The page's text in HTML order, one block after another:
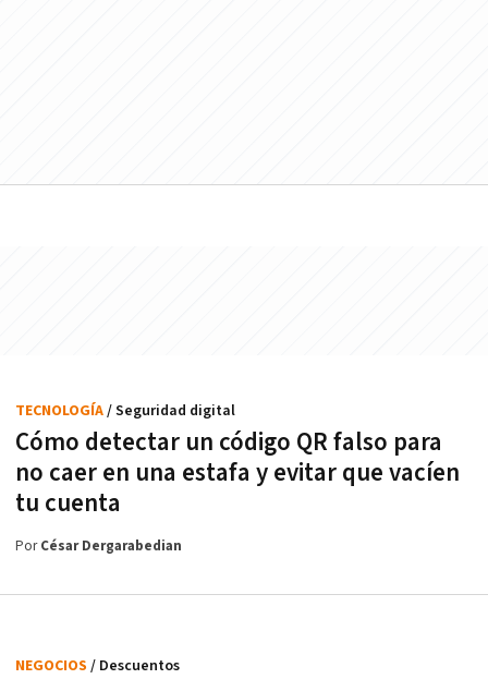
Cómo detectar un código QR falso para
no caer en una estafa y evitar que vacíen
tu cuenta
TECNOLOGÍA/ Seguridad digital
PorCésar Dergarabedian
NEGOCIOS / Descuentos